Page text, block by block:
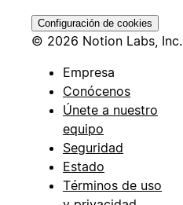
Configuración de cookies
© 2026 Notion Labs, Inc.
Empresa
Conócenos
Únete a nuestro
equipo
Seguridad
Estado
Términos de uso